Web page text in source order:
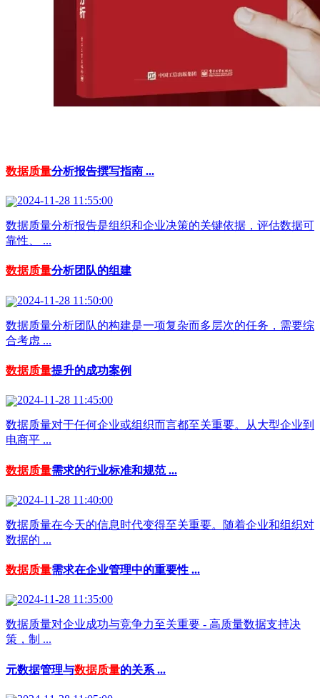
数据质量分析报告撰写指南 ...
2024-11-28 11:55:00
数据质量分析报告是组织和企业决策的关键依据，评估数据可
靠性、 ...
数据质量分析团队的组建
2024-11-28 11:50:00
数据质量分析团队的构建是一项复杂而多层次的任务，需要综
合考虑 ...
数据质量提升的成功案例
2024-11-28 11:45:00
数据质量对于任何企业或组织而言都至关重要。从大型企业到
电商平 ...
数据质量需求的行业标准和规范 ...
2024-11-28 11:40:00
数据质量在今天的信息时代变得至关重要。随着企业和组织对
数据的 ...
数据质量需求在企业管理中的重要性 ...
2024-11-28 11:35:00
数据质量对企业成功与竞争力至关重要 - 高质量数据支持决
策，制 ...
元数据管理与数据质量的关系 ...